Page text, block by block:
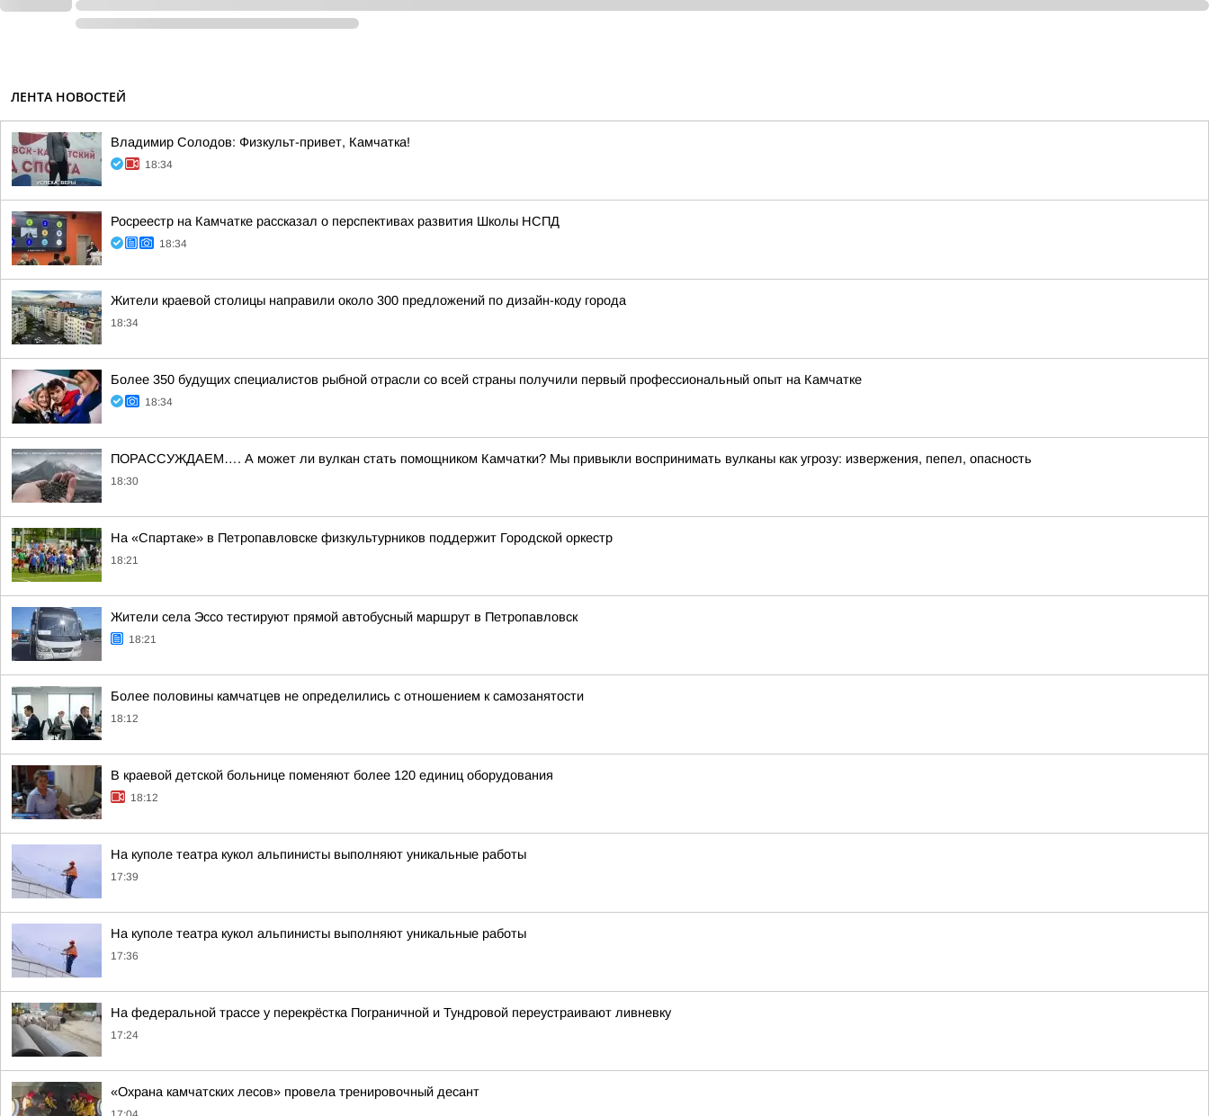
ЛЕНТА НОВОСТЕЙ
Владимир Солодов: Физкульт-привет, Камчатка!
18:34
Росреестр на Камчатке рассказал о перспективах развития Школы НСПД
18:34
Жители краевой столицы направили около 300 предложений по дизайн-коду города
18:34
Более 350 будущих специалистов рыбной отрасли со всей страны получили первый профессиональный опыт на Камчатке
18:34
ПОРАССУЖДАЕМ…. А может ли вулкан стать помощником Камчатки? Мы привыкли воспринимать вулканы как угрозу: извержения, пепел, опасность
18:30
На «Спартаке» в Петропавловске физкультурников поддержит Городской оркестр
18:21
Жители села Эссо тестируют прямой автобусный маршрут в Петропавловск
18:21
Более половины камчатцев не определились с отношением к самозанятости
18:12
В краевой детской больнице поменяют более 120 единиц оборудования
18:12
На куполе театра кукол альпинисты выполняют уникальные работы
17:39
На куполе театра кукол альпинисты выполняют уникальные работы
17:36
На федеральной трассе у перекрёстка Пограничной и Тундровой переустраивают ливневку
17:24
«Охрана камчатских лесов» провела тренировочный десант